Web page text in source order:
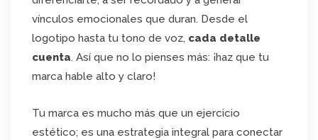
vínculos emocionales que duran. Desde el
logotipo hasta tu tono de voz, cada detalle
cuenta. Así que no lo pienses más: ¡haz que tu
marca hable alto y claro!
Tu marca es mucho más que un ejercicio
estético; es una estrategia integral para conectar